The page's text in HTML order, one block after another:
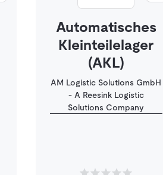
Automatisches
Kleinteilelager
(AKL)
AM Logistic Solutions GmbH
- A Reesink Logistic
Solutions Company